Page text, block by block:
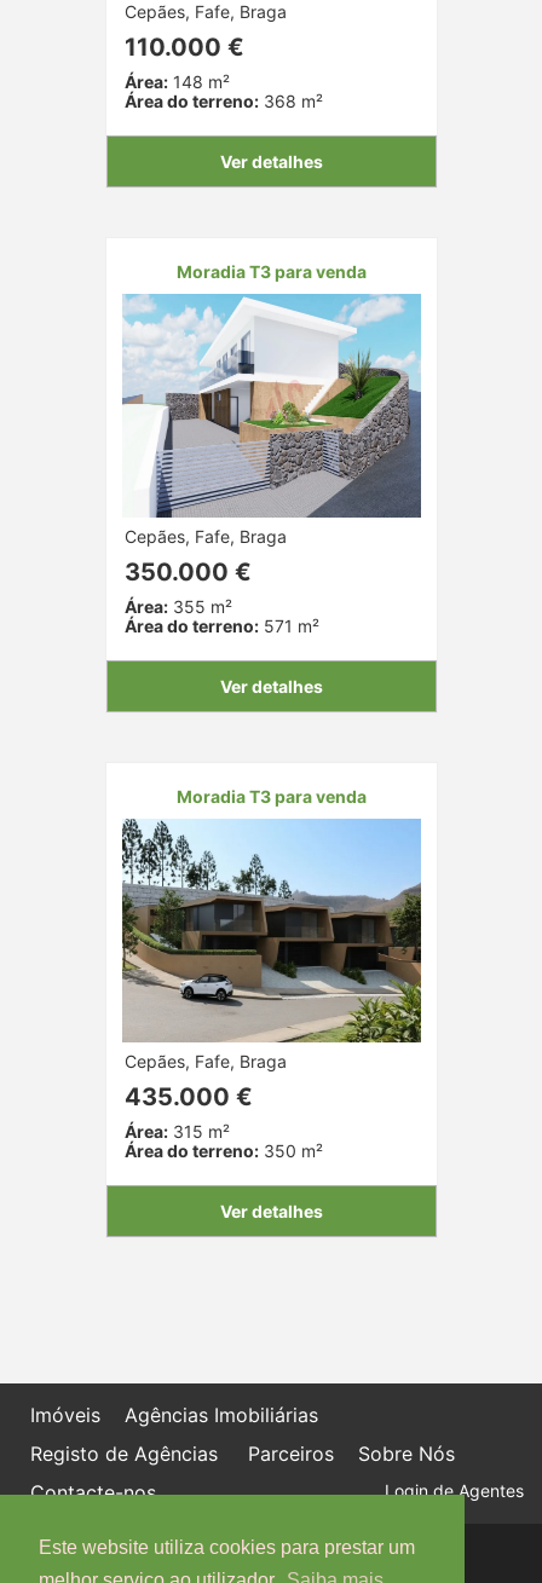
Este website utiliza cookies para prestar um
Cepães, Fafe, Braga
110.000 €
Área:148 m²
Área do terreno:368 m²
Ver detalhes
Moradia T3 para venda
Cepães, Fafe, Braga
350.000 €
Área:355 m²
Área do terreno:571 m²
Ver detalhes
Moradia T3 para venda
Cepães, Fafe, Braga
435.000 €
Área:315 m²
Área do terreno:350 m²
Ver detalhes
Imóveis
Agências Imobiliárias
Registo de Agências
Parceiros
Sobre Nós
Contacte-nos
Login de Agentes
Política de proteção de dados
Livro de Reclamações online